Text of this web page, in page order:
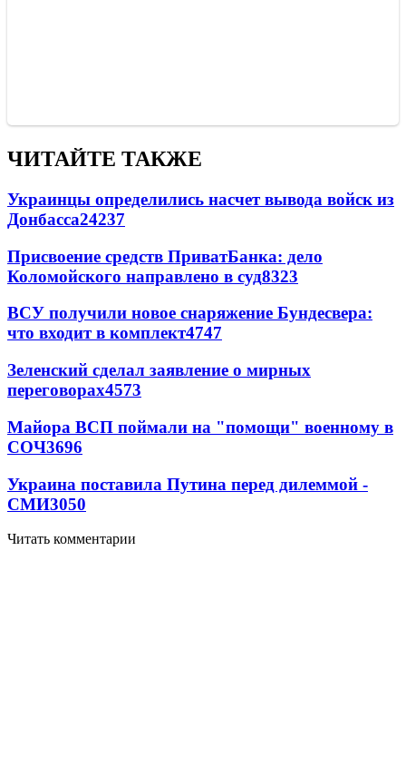
ЧИТАЙТЕ ТАКЖЕ
Украинцы определились насчет вывода войск из
Донбасса24237
Присвоение средств ПриватБанка: дело
Коломойского направлено в суд8323
ВСУ получили новое снаряжение Бундесвера:
что входит в комплект4747
Зеленский сделал заявление о мирных
переговорах4573
Майора ВСП поймали на "помощи" военному в
СОЧ3696
Украина поставила Путина перед дилеммой -
СМИ3050
Читать комментарии